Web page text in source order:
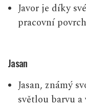
Javor je díky
pracovní
Jasan
Jasan, známý
světlou barvu